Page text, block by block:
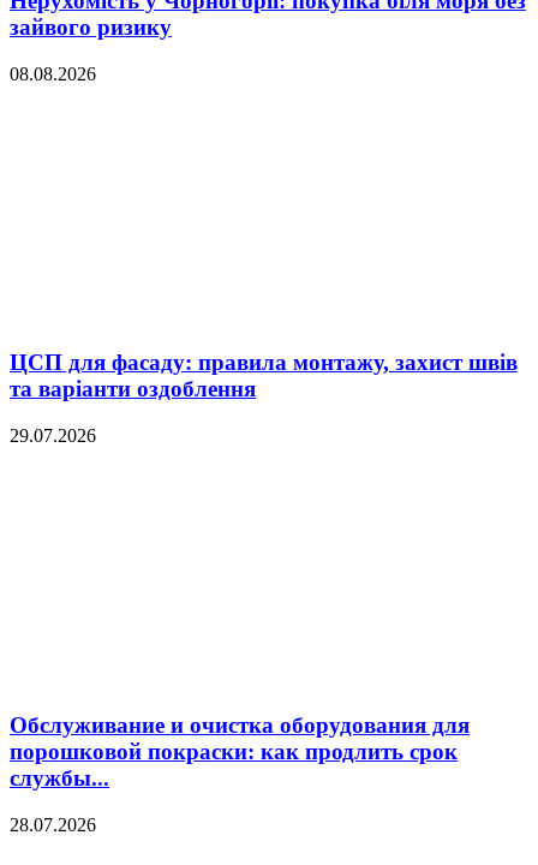
зайвого ризику
08.08.2026
ЦСП для фасаду: правила монтажу, захист швів
та варіанти оздоблення
29.07.2026
Обслуживание и очистка оборудования для
порошковой покраски: как продлить срок
службы...
28.07.2026